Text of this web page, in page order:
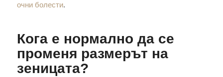
очни болести.
Кога е нормално да се
променя размерът на
зеницата?